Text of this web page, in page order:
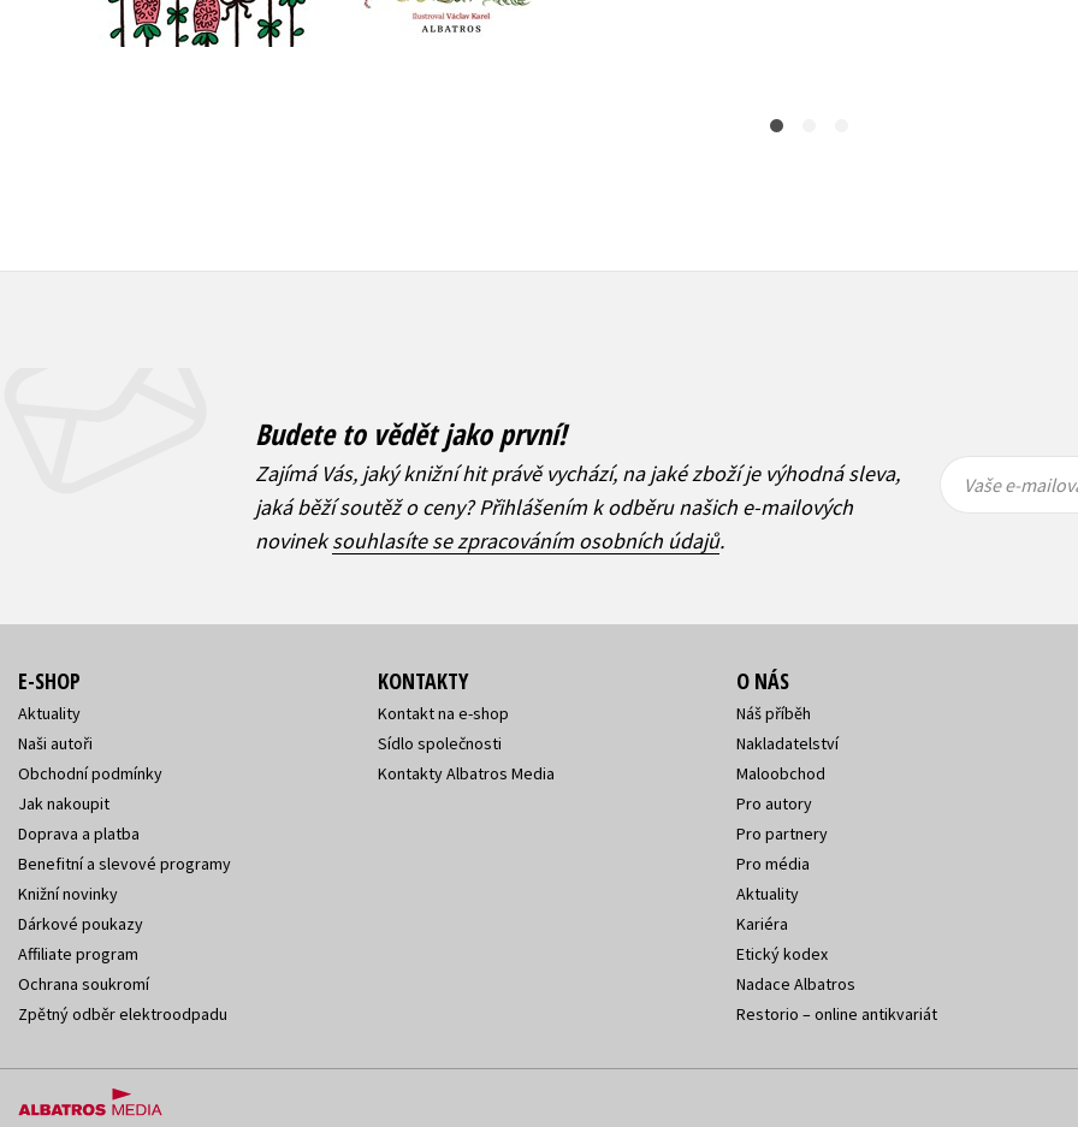
229 Kč
183 Kč 349 Kč
279 Kč
Budete to vědět jako první!
Zajímá Vás, jaký knižní hit právě vychází, na jaké zboží je výhodná sleva,
jaká běží soutěž o ceny? Přihlášením k odběru našich e-mailových
novineksouhlasíte se zpracováním osobních údajů.
Vaše e-
mailová
Vaše e-
mailová
Vaše e-
E-SHOP
Aktuality
Naši autoři
Obchodní podmínky
Jak nakoupit
Doprava a platba
Benefitní a slevové programy
Knižní novinky
Dárkové poukazy
Affiliate program
Ochrana soukromí
Zpětný odběr elektroodpadu
KONTAKTY
Kontakt na e-shop
Sídlo společnosti
Kontakty Albatros Media
O NÁS
Náš příběh
Nakladatelství
Maloobchod
Pro autory
Pro partnery
Pro média
Aktuality
Kariéra
Etický kodex
Nadace Albatros
Restorio – online antikvariát